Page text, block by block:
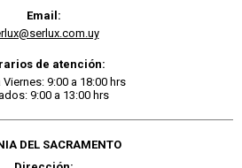
Email:
de atención:
Viernes: 9:00 a 18:00 hrs
9:00 a 13:00 hrs
DEL SACRAMENTO